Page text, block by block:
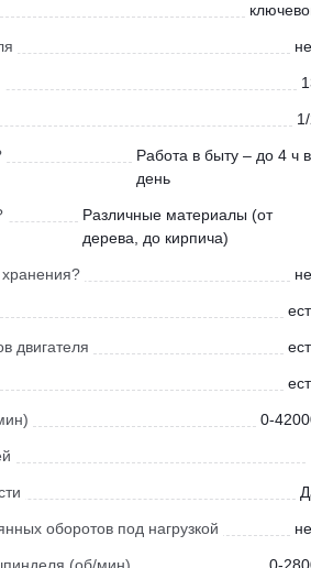
Работа в быту – до 4 ч в
день
Различные материалы (от
дерева, до кирпича)
двигателя
0-
оборотов под нагрузкой